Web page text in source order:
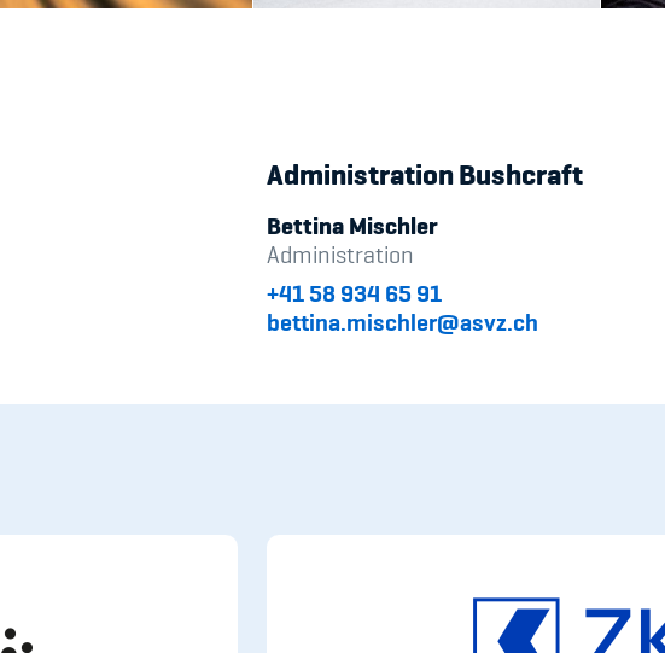
Administration Bushcraft
Bettina Mischler
Administration
+41 58 934 65 91
bettina.mischler@asvz.ch